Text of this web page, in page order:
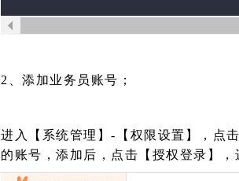
2、添加业务员账号；
进入【系统管理】-【权限设置】，点
的账号，添加后，点击【授权登录】